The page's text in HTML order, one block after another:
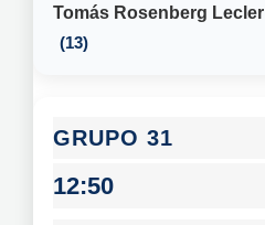
Tomás Rosenberg Lecler
13
31
12:50